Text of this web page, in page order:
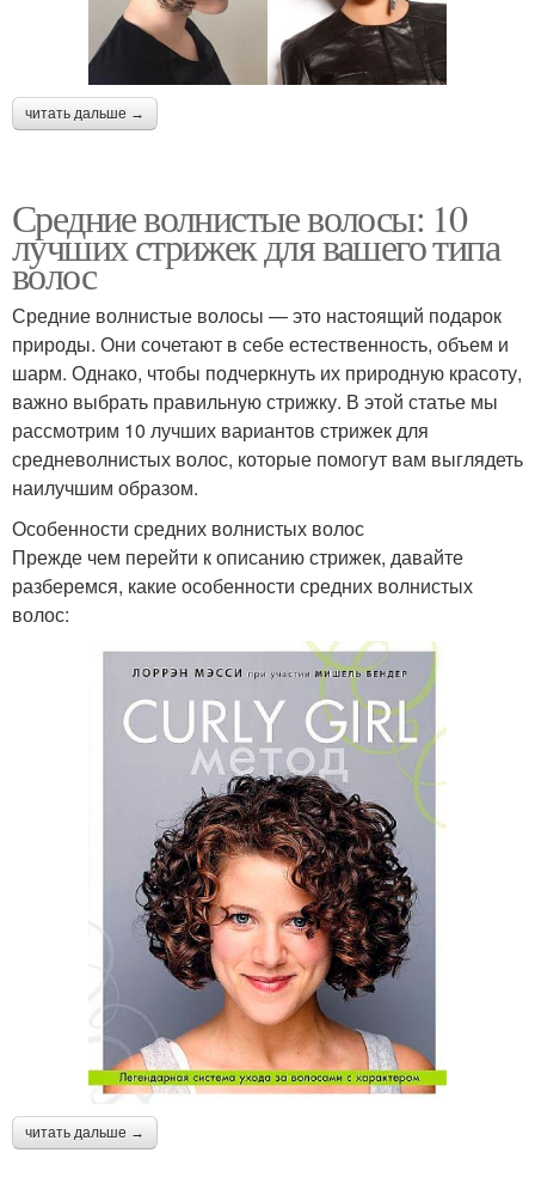
читать дальше →
Средние волнистые волосы: 10
лучших стрижек для вашего типа
волос
Средние волнистые волосы — это настоящий подарок
природы. Они сочетают в себе естественность, объем и
шарм. Однако, чтобы подчеркнуть их природную красоту,
важно выбрать правильную стрижку. В этой статье мы
рассмотрим 10 лучших вариантов стрижек для
средневолнистых волос, которые помогут вам выглядеть
наилучшим образом.
Особенности средних волнистых волос
Прежде чем перейти к описанию стрижек, давайте
разберемся, какие особенности средних волнистых
волос:
читать дальше →